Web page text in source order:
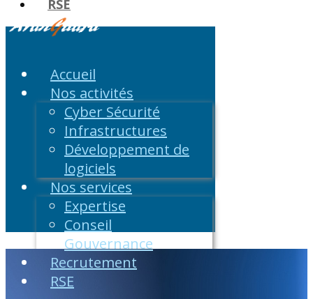
RSE
Accueil
Nos activités
Cyber Sécurité
Infrastructures
Développement de
logiciels
Nos services
Expertise
Conseil
Gouvernance
Recrutement
RSE